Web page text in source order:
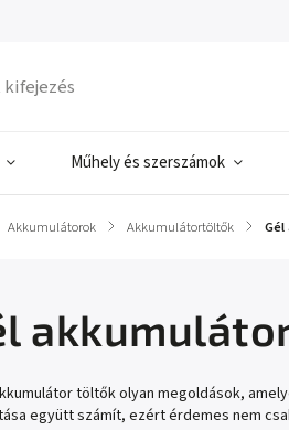
Műhely és szerszámok
Akkumulátorok / Akkumulátortöltők /
töltők olyan megoldások,
együtt számít, ezért érdemes nem